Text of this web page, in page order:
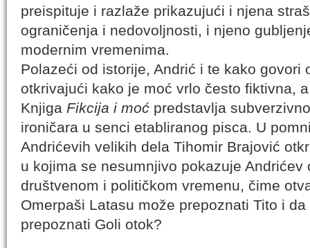
preispituje i razlaže prikazujući i njena
ograničenja i nedovoljnosti, i njeno
modernim vremenima.
Polazeći od istorije, Andrić i te kako govori
otkrivajući kako je moć vrlo često fiktivna,
Knjiga Fikcija i moć predstavlja
ironičara u senci etabliranog pisca. U
Andrićevih velikih dela Tihomir Brajović
u kojima se nesumnjivo pokazuje Andrićev
društvenom i političkom vremenu, čime
Omerpaši Latasu može prepoznati Tito i
prepoznati Goli otok?